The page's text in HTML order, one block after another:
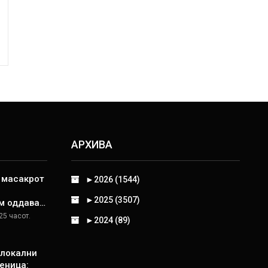
масакрот
оддава…
часот.
АРХИВА
► 2026 (1544)
► 2025 (3507)
► 2024 (89)